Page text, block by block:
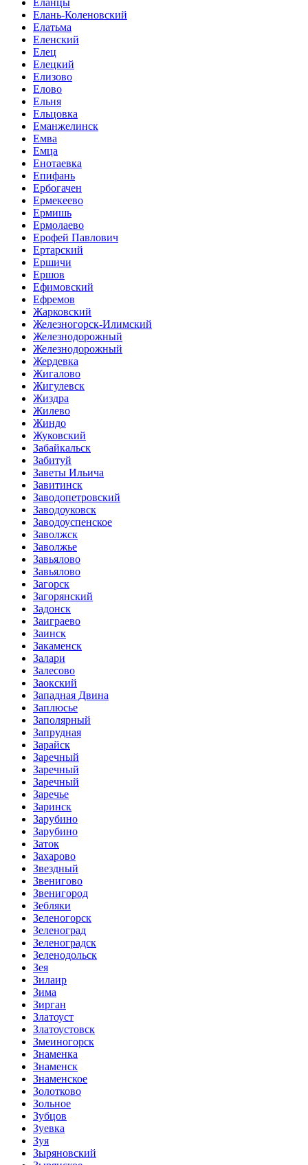
Еланцы
Елань-Коленовский
Елатьма
Еленский
Елец
Елецкий
Елизово
Елово
Ельня
Ельцовка
Еманжелинск
Емва
Емца
Енотаевка
Епифань
Ербогачен
Ермекеево
Ермишь
Ермолаево
Ерофей Павлович
Ертарский
Ершичи
Ершов
Ефимовский
Ефремов
Жарковский
Железногорск-Илимский
Железнодорожный
Железнодорожный
Жердевка
Жигалово
Жигулевск
Жиздра
Жилево
Жиндо
Жуковский
Забайкальск
Забитуй
Заветы Ильича
Завитинск
Заводопетровский
Заводоуковск
Заводоуспенское
Заволжск
Заволжье
Завьялово
Завьялово
Загорск
Загорянский
Задонск
Заиграево
Заинск
Закаменск
Залари
Залесово
Заокский
Западная Двина
Заплюсье
Заполярный
Запрудная
Зарайск
Заречный
Заречный
Заречный
Заречье
Заринск
Зарубино
Зарубино
Заток
Захарово
Звездный
Звенигово
Звенигород
Зебляки
Зеленогорск
Зеленоград
Зеленоградск
Зеленодольск
Зея
Зилаир
Зима
Зирган
Златоуст
Златоустовск
Змеиногорск
Знаменка
Знаменск
Знаменское
Золотково
Зольное
Зубцов
Зуевка
Зуя
Зыряновский